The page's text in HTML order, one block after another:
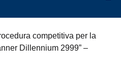
competitiva per la
Dillennium 2999” –